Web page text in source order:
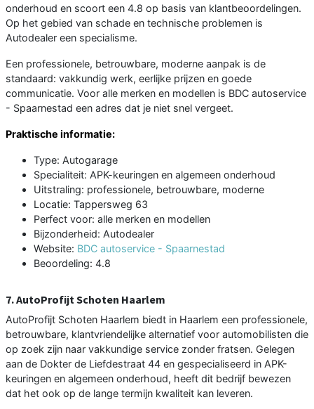
onderhoud en scoort een 4.8 op basis van klantbeoordelingen.
Op het gebied van schade en technische problemen is
Autodealer een specialisme.
Een professionele, betrouwbare, moderne aanpak is de
standaard: vakkundig werk, eerlijke prijzen en goede
communicatie. Voor alle merken en modellen is BDC autoservice
- Spaarnestad een adres dat je niet snel vergeet.
Praktische informatie:
Type: Autogarage
Specialiteit: APK-keuringen en algemeen onderhoud
Uitstraling: professionele, betrouwbare, moderne
Locatie: Tappersweg 63
Perfect voor: alle merken en modellen
Bijzonderheid: Autodealer
Website: BDC autoservice - Spaarnestad
Beoordeling: 4.8
7. AutoProfijt Schoten Haarlem
AutoProfijt Schoten Haarlem biedt in Haarlem een professionele,
betrouwbare, klantvriendelijke alternatief voor automobilisten die
op zoek zijn naar vakkundige service zonder fratsen. Gelegen
aan de Dokter de Liefdestraat 44 en gespecialiseerd in APK-
keuringen en algemeen onderhoud, heeft dit bedrijf bewezen
dat het ook op de lange termijn kwaliteit kan leveren.